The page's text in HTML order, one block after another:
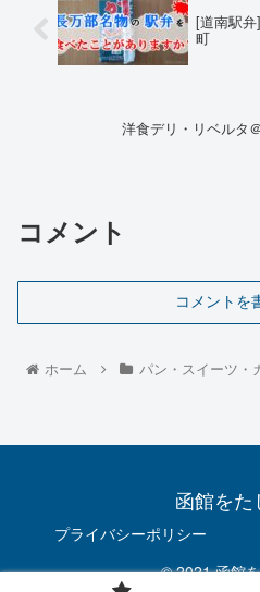
[道南駅
町
洋食デリ・リベルタ
コメント
コメントを
ホーム パン・スイーツ・
函館をた
プライバシーポリシー
© 2021 函館